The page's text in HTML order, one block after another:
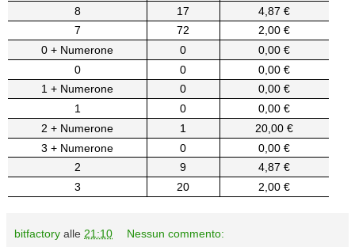
8
17
4,87 €
7
72
2,00 €
0 + Numerone
0
0,00 €
0
0
0,00 €
1 + Numerone
0
0,00 €
1
0
0,00 €
2 + Numerone
1
20,00 €
3 + Numerone
0
0,00 €
2
9
4,87 €
3
20 2,00 €
bitfactory alle 21:10 Nessun commento: